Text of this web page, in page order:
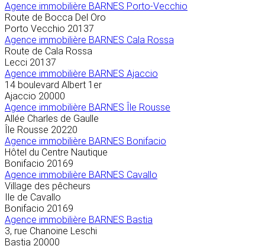
Agence immobilière BARNES Porto-Vecchio
Route de Bocca Del Oro
Porto Vecchio 20137
Agence immobilière BARNES Cala Rossa
Route de Cala Rossa
Lecci 20137
Agence immobilière BARNES Ajaccio
14 boulevard Albert 1er
Ajaccio 20000
Agence immobilière BARNES Île Rousse
Allée Charles de Gaulle
Île Rousse 20220
Agence immobilière BARNES Bonifacio
Hôtel du Centre Nautique
Bonifacio 20169
Agence immobilière BARNES Cavallo
Village des pêcheurs
Ile de Cavallo
Bonifacio 20169
Agence immobilière BARNES Bastia
3, rue Chanoine Leschi
Bastia 20000